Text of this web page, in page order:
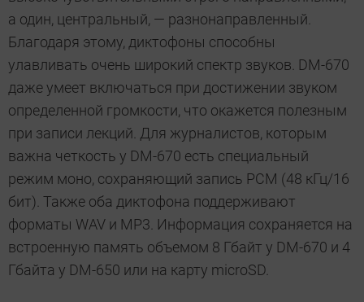
а один, центральный, — разнонаправленный.
Благодаря этому, диктофоны способны
улавливать очень широкий спектр звуков. DM-670
даже умеет включаться при достижении звуком
определенной громкости, что окажется полезным
при записи лекций. Для журналистов, которым
важна четкость у DM-670 есть специальный
режим моно, сохраняющий запись PCM (48 кГц/16
бит). Также оба диктофона поддерживают
форматы WAV и MP3. Информация сохраняется на
встроенную память объемом 8 Гбайт у DM-670 и 4
Гбайта у DM-650 или на карту microSD.